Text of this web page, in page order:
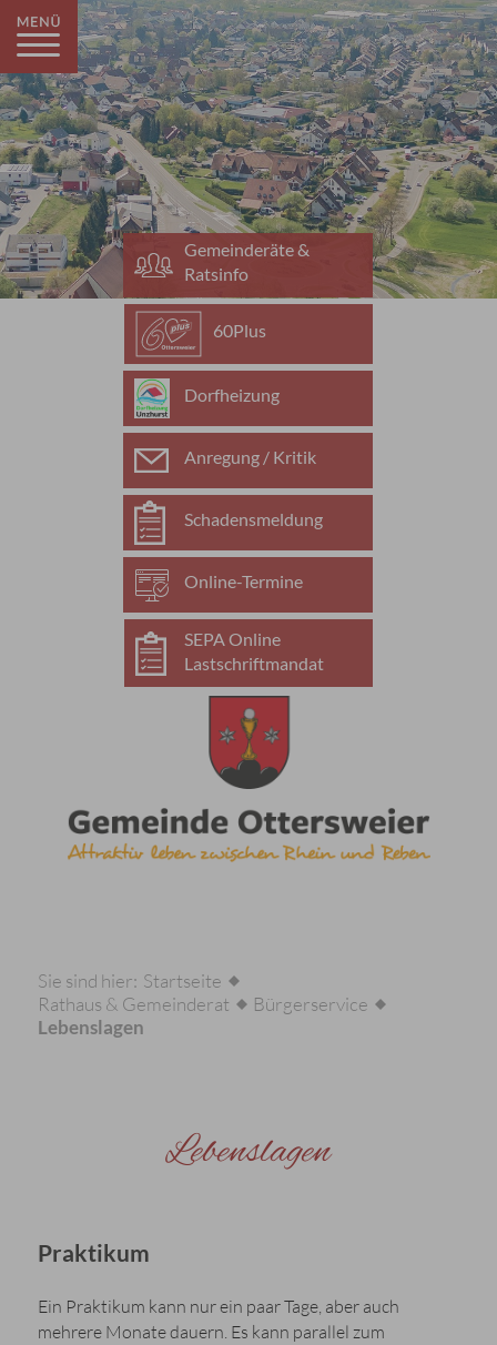
Gemeinderäte &
Ratsinfo
60Plus
Dorfheizung
Anregung / Kritik
Schadensmeldung
Online-Termine
SEPA Online
Lastschriftmandat
Sie sind hier: Startseite
Rathaus & Gemeinderat
Bürgerservice
Lebenslagen
Lebenslagen
Praktikum
Ein Praktikum kann nur ein paar Tage, aber auch
mehrere Monate dauern. Es kann parallel zum